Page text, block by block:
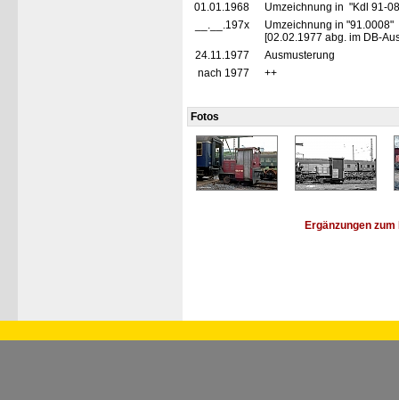
01.01.1968
Umzeichnung in "Kdl 91-
__.__.197x
Umzeichnung in "91.0008"
[02.02.1977 abg. im DB-
24.11.1977
Ausmusterung
nach 1977
++
Fotos
Ergänzungen